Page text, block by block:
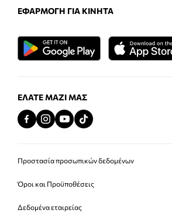
ΕΦΑΡΜΟΓΉ ΓΙΑ ΚΙΝΗΤΆ
ΕΛΆΤΕ ΜΑΖΊ ΜΑΣ
Προστασία προσωπικών δεδομένων
Όροι και Προϋποθέσεις
Δεδομένα εταιρείας